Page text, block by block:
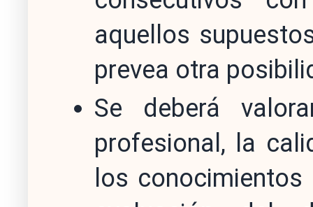
aquellos
prevea otra
Se deberá
profesional, la
los